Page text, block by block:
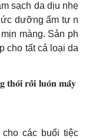
sạch da dịu nhẹ
dưỡng ẩm tự n
màng. Sản ph
cho tất cả loại da
𝐭𝐡𝐨̂𝐢 𝐫𝐨̂̀𝐢 𝐥𝐮𝐨̂𝐧 𝐦𝐚̂́𝐲
các buổi tiệc